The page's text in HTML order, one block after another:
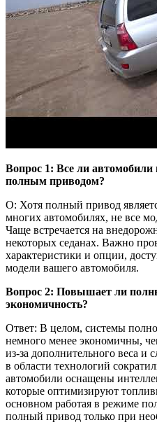
Вопрос 1: Все ли
полным приводом?
О: Хотя полный привод
многих автомобилях, не все
Чаще встречается на
некоторых седанах. Важно
характеристики и опции,
модели вашего автомобиля.
Вопрос 2: Повышает ли
экономичность?
Ответ: В целом, системы
немного менее экономичны,
из-за дополнительного веса
в области технологий
автомобили оснащены
которые оптимизируют
основном работая в режиме
полный привод только при